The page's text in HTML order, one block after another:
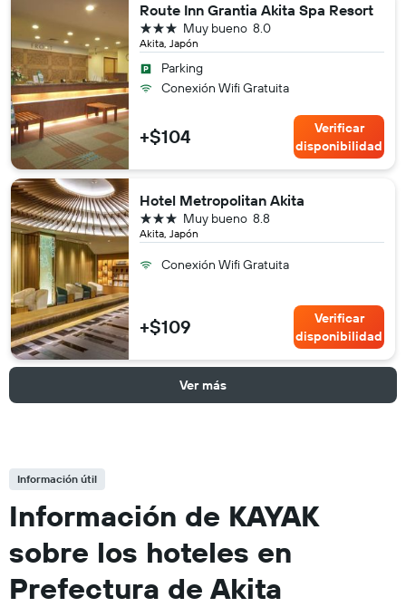
Route Inn Grantia Akita Spa Resort
Akita, Japón
8.0
Muy bueno
3 estrellas
Parking
Conexión Wifi Gratuita
+$104
Verificar
disponibilidad
Hotel Metropolitan Akita
Akita, Japón
8.8
Muy bueno
3 estrellas
Conexión Wifi Gratuita
+$109
Verificar
disponibilidad
Ver más
Información útil
Información de KAYAK
sobre los hoteles en
Prefectura de Akita